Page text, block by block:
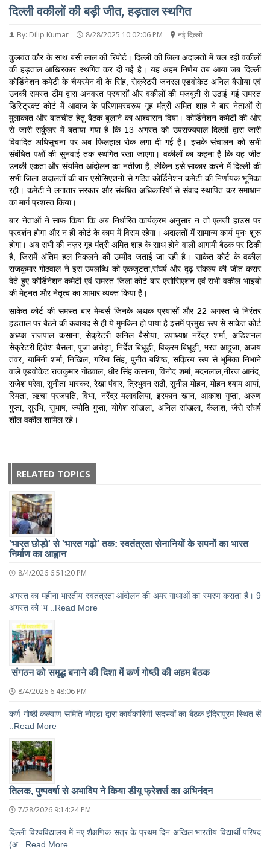
दिल्ली वकीलों की बड़ी जीत, हड़ताल स्थगित
By: Dilip Kumar 8/28/2025 10:02:06 PM नई दिल्ली
कुलवंत कौर के साथ बंसी लाल की रिपोर्ट। दिल्ली की जिला अदालतों में चल रही वकीलों
की हड़ताल आखिरकार स्थगित कर दी गई है। यह अहम निर्णय तब आया जब दिल्ली
कोर्डिनेशन कमेटी के चैयरमेन वी के सिंह, सेक्रेटरी जनरल एडवोकेट अनिल बैसोया एवं
उनकी समस्त टीम द्वारा अनवरत प्रयासों और वकीलों की मजबूती से उठाई गई समस्त
डिस्ट्रिक्ट कोर्ट में आवाज़ के परिणामस्वरूप गृह मंत्री अमित शाह ने बार नेताओं से
मुलाक़ात और बातचीत हेतु बैठक बुलाने का आश्वासन दिया। कोर्डिनेशन कमेटी की ओर
से जारी सर्कुलर में बताया गया है कि 13 अगस्त को उपराज्यपाल दिल्ली द्वारा जारी
विवादित अधिसूचना पर अब फिलहाल रोक लगा दी गई है। इसके संचालन को सभी
संबंधित पक्षों की सुनवाई तक स्थगित रखा जाएगा। वकीलों का कहना है कि यह जीत
उनकी एकता और संयमित आंदोलन का नतीजा है, लेकिन इसे साकार करने में दिल्ली की
सभी जिला अदालतों की बार एसोसिएशनों से गठित कोर्डिनेशन कमेटी की निर्णायक भूमिका
रही। कमेटी ने लगातार सरकार और संबंधित अधिकारियों से संवाद स्थापित कर समाधान
का मार्ग प्रशस्त किया।
बार नेताओं ने साफ किया कि अब निर्धारित कार्यक्रम अनुसार न तो एलजी हाउस पर
प्रदर्शन होगा और न ही कोर्ट के काम में विराम रहेगा। अदालतों में सामान्य कार्य पुनः शुरू
होगा। अब सभी की नज़र गृह मंत्री अमित शाह के साथ होने वाली आगामी बैठक पर टिकी
है, जिसमें अंतिम हल निकलने की उम्मीद जताई जा रही है। साकेत कोर्ट के वकील
राजकुमार गोठवाल ने इस उपलब्धि को एकजुटता,संघर्ष और दृढ़ संकल्प की जीत करार
देते हुए कोर्डिनेशन कमेटी एवं समस्त जिला कोर्ट बार एसोसिएशन एवं सभी वकील भाइयो
की मेहनत और नेतृत्व का आभार व्यक्त किया है।
साकेत कोर्ट की समस्त बार मेम्बर्स जिनके अथक प्रयासों और 22 अगस्त से निरंतर
हड़ताल पर बैठने की कवायद से ही ये मुमकिन हो पाया है इसमें प्रमुख रूप से साकेत कोर्ट
अध्य्क्ष राजपाल कसाना, सेक्रेटरी अनिल बैसोया, उपाध्यक्ष नरेंद्र शर्मा, अडिशनल
सेक्रेटरी हितेश बैसला, पूजा अरोड़ा, निर्देश बिधूड़ी, विक्रम बिधूड़ी, भरत आहूजा, अजय
तंवर, यामिनी शर्मा, निखिल, गरिमा सिंह, पुनीत बशिष्ठ, सक्रिय रूप से भूमिका निभाने
वाले एडवोकेट राजकुमार गोठवाल, धीर सिंह कसाना, विनोद शर्मा, मदनलाल,नीरज आनंद,
राजेश परेवा, सुनीता भास्कर, रेखा पंवार, त्रिभुवन राठी, सुनील मोहन, मोहन श्याम आर्या,
स्मिता, ऋचा प्रजपति, विभा, नरेंद्र मलावलिया, इरफान खान, आकाश गुप्ता, अरुण
गुप्ता, सुरभि, सुभाष, ज्योति गुप्ता, योगेश सांखला, अनिल सांखला, कैलाश, जैसे संघर्ष
शील वकील शामिल रहे।
RELATED TOPICS
'भारत छोड़ो' से 'भारत गढ़ो' तक: स्वतंत्रता सेनानियों के सपनों का भारत
निर्माण का आह्वान
8/4/2026 6:51:20 PM
अगस्त का महीना भारतीय स्वतंत्रता आंदोलन की अमर गाथाओं का स्मरण कराता है। 9
अगस्त को 'भ ..Read More
संगठन को समृद्ध बनाने की दिशा में कर्ण गोष्ठी की अहम बैठक
8/4/2026 6:48:06 PM
कर्ण गोष्ठी कल्याण समिति नोएडा द्वारा कार्यकारिणी सदस्यों का बैठक इंदिरापुरम स्थित सें
..Read More
तिलक, पुष्पवर्षा से अभाविप ने किया डीयू फ्रेशर्स का अभिनंदन
7/28/2026 9:14:24 PM
दिल्ली विश्वविद्यालय में नए शैक्षणिक सत्र के प्रथम दिन अखिल भारतीय विद्यार्थी परिषद
(अ ..Read More